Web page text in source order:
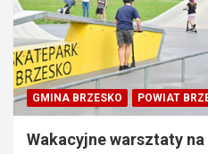
GMINA BRZESKO POWIAT
Wakacyjne warsztaty